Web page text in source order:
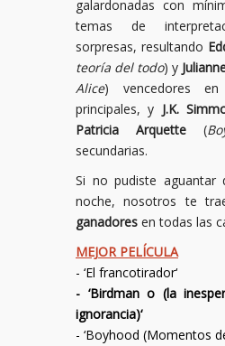
galardonadas con
temas de
sorpresas, resultando
teoría del todo) y
Alice) vencedores en
principales, y J.K.
Patricia Arquette(
secundarias.
Si no pudiste aguantar
noche, nosotros te
ganadores en todas las
MEJOR PELÍCULA
- ‘El francotirador‘
- ‘Birdman o (la
ignorancia)‘
- ‘Boyhood (Momentos